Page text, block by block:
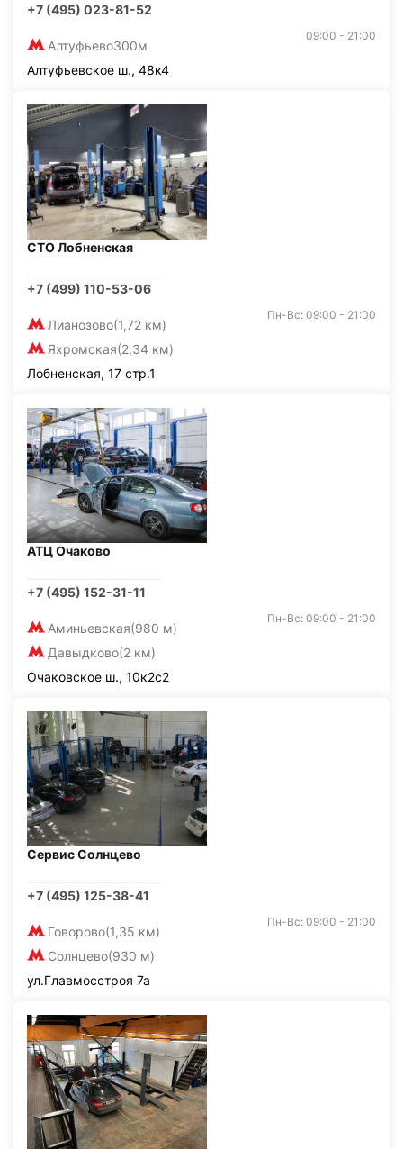
+7 (495) 023-81-52
Алтуфьево300м
09:00 - 21:00
Алтуфьевское ш., 48к4
СТО Лобненская
+7 (499) 110-53-06
Лианозово(1,72 км)
Яхромская(2,34 км)
Пн-Вс: 09:00 - 21:00
Лобненская, 17 стр.1
АТЦ Очаково
+7 (495) 152-31-11
Аминьевская(980 м)
Давыдково(2 км)
Пн-Вс: 09:00 - 21:00
Очаковское ш., 10к2с2
Сервис Солнцево
+7 (495) 125-38-41
Говорово(1,35 км)
Солнцево(930 м)
Пн-Вс: 09:00 - 21:00
ул.Главмосстроя 7а